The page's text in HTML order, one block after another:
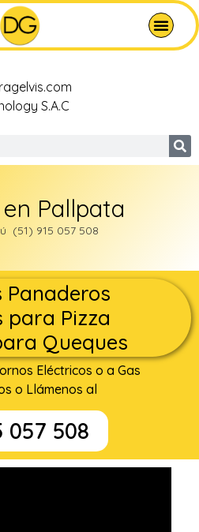
S.A.C
Pallpata
(51) 915 057 508
Panaderos
para Pizza
Queques
Eléctricos o a Gas
o Llámenos al
057 508